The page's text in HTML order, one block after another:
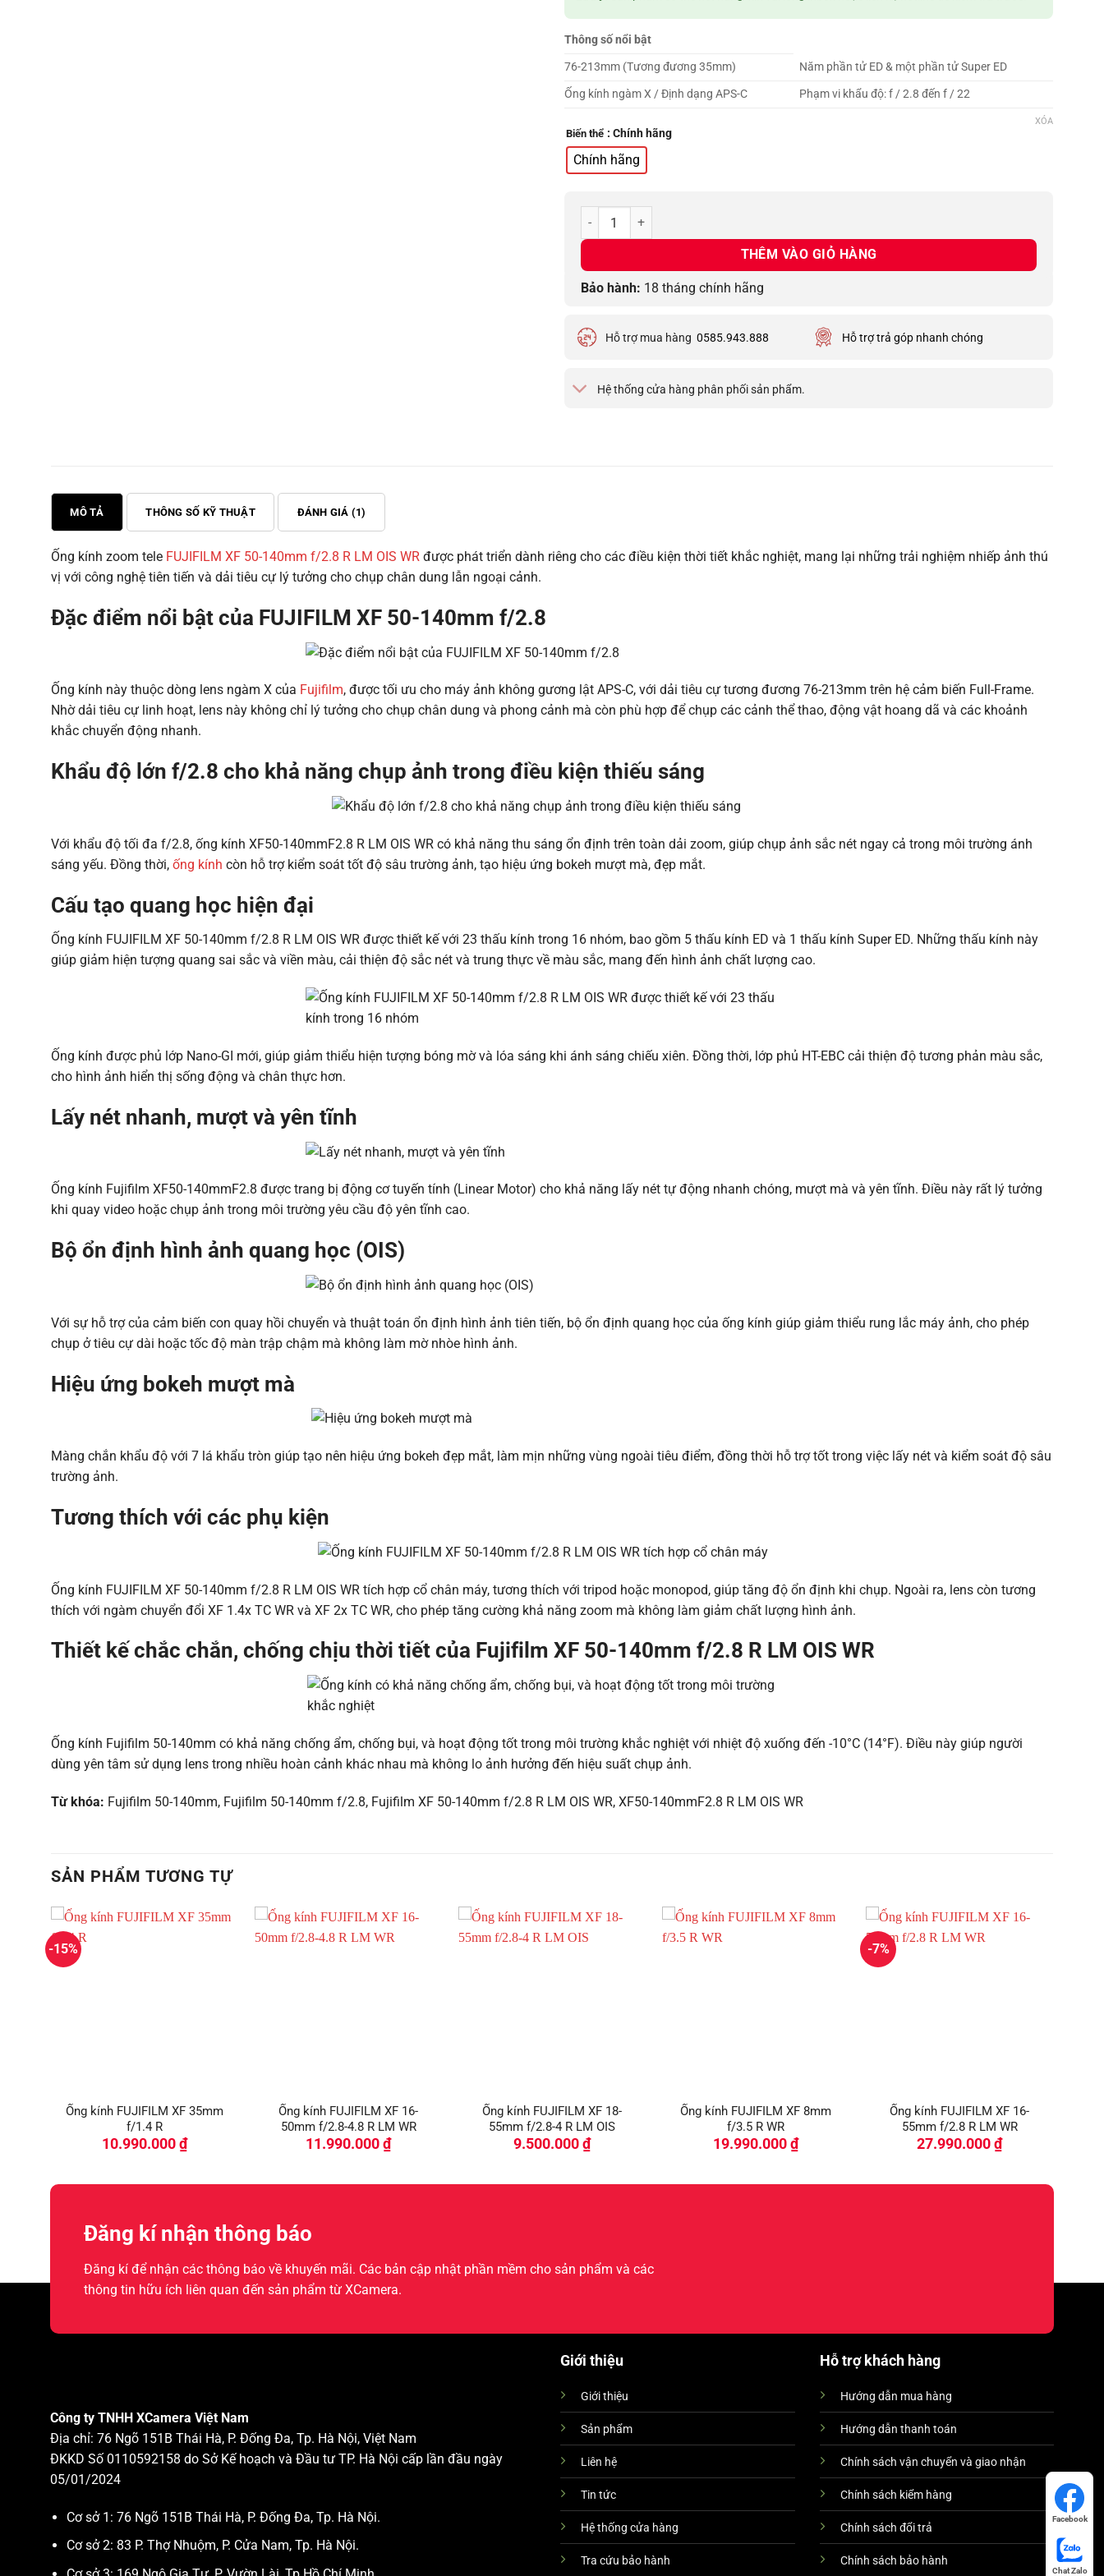
Thông số nổi bật
76-213mm (Tương đương 35mm)
Năm phần tử ED & một phần tử Super ED
Ống kính ngàm X / Định dạng APS-C
Phạm vi khẩu độ: f / 2.8 đến f / 22
Biến thể : Chính hãng
Chính hãng
XÓA
Ống kính FUJIFILM XF 50-140mm f/2.8 R LM OIS WR số lượng
THÊM VÀO GIỎ HÀNG
Bảo hành: 18 tháng chính hãng
Hỗ trợ mua hàng 0585.943.888 Hỗ trợ trả góp nhanh chóng
Hệ thống cửa hàng phân phối sản phẩm.
MÔ TẢ THÔNG SỐ KỸ THUẬT ĐÁNH GIÁ (1)
Ống kính zoom tele FUJIFILM XF 50-140mm f/2.8 R LM OIS WR được phát triển dành riêng cho các điều kiện thời tiết khắc nghiệt, mang lại những trải nghiệm nhiếp ảnh thú
vị với công nghệ tiên tiến và dải tiêu cự lý tưởng cho chụp chân dung lẫn ngoại cảnh.
Đặc điểm nổi bật của FUJIFILM XF 50-140mm f/2.8
Ống kính này thuộc dòng lens ngàm X của Fujifilm, được tối ưu cho máy ảnh không gương lật APS-C, với dải tiêu cự tương đương 76-213mm trên hệ cảm biến Full-Frame.
Nhờ dải tiêu cự linh hoạt, lens này không chỉ lý tưởng cho chụp chân dung và phong cảnh mà còn phù hợp để chụp các cảnh thể thao, động vật hoang dã và các khoảnh
khắc chuyển động nhanh.
Khẩu độ lớn f/2.8 cho khả năng chụp ảnh trong điều kiện thiếu sáng
Với khẩu độ tối đa f/2.8, ống kính XF50-140mmF2.8 R LM OIS WR có khả năng thu sáng ổn định trên toàn dải zoom, giúp chụp ảnh sắc nét ngay cả trong môi trường ánh
sáng yếu. Đồng thời, ống kính còn hỗ trợ kiểm soát tốt độ sâu trường ảnh, tạo hiệu ứng bokeh mượt mà, đẹp mắt.
Cấu tạo quang học hiện đại
Ống kính FUJIFILM XF 50-140mm f/2.8 R LM OIS WR được thiết kế với 23 thấu kính trong 16 nhóm, bao gồm 5 thấu kính ED và 1 thấu kính Super ED. Những thấu kính này
giúp giảm hiện tượng quang sai sắc và viền màu, cải thiện độ sắc nét và trung thực về màu sắc, mang đến hình ảnh chất lượng cao.
Ống kính được phủ lớp Nano-GI mới, giúp giảm thiểu hiện tượng bóng mờ và lóa sáng khi ánh sáng chiếu xiên. Đồng thời, lớp phủ HT-EBC cải thiện độ tương phản màu sắc,
cho hình ảnh hiển thị sống động và chân thực hơn.
Lấy nét nhanh, mượt và yên tĩnh
Ống kính Fujifilm XF50-140mmF2.8 được trang bị động cơ tuyến tính (Linear Motor) cho khả năng lấy nét tự động nhanh chóng, mượt mà và yên tĩnh. Điều này rất lý tưởng
khi quay video hoặc chụp ảnh trong môi trường yêu cầu độ yên tĩnh cao.
Bộ ổn định hình ảnh quang học (OIS)
Với sự hỗ trợ của cảm biến con quay hồi chuyển và thuật toán ổn định hình ảnh tiên tiến, bộ ổn định quang học của ống kính giúp giảm thiểu rung lắc máy ảnh, cho phép
chụp ở tiêu cự dài hoặc tốc độ màn trập chậm mà không làm mờ nhòe hình ảnh.
Hiệu ứng bokeh mượt mà
Màng chắn khẩu độ với 7 lá khẩu tròn giúp tạo nên hiệu ứng bokeh đẹp mắt, làm mịn những vùng ngoài tiêu điểm, đồng thời hỗ trợ tốt trong việc lấy nét và kiểm soát độ sâu
trường ảnh.
Tương thích với các phụ kiện
Ống kính FUJIFILM XF 50-140mm f/2.8 R LM OIS WR tích hợp cổ chân máy, tương thích với tripod hoặc monopod, giúp tăng độ ổn định khi chụp. Ngoài ra, lens còn tương
thích với ngàm chuyển đổi XF 1.4x TC WR và XF 2x TC WR, cho phép tăng cường khả năng zoom mà không làm giảm chất lượng hình ảnh.
Thiết kế chắc chắn, chống chịu thời tiết của Fujifilm XF 50-140mm f/2.8 R LM OIS WR
Ống kính Fujifilm 50-140mm có khả năng chống ẩm, chống bụi, và hoạt động tốt trong môi trường khắc nghiệt với nhiệt độ xuống đến -10°C (14°F). Điều này giúp người
dùng yên tâm sử dụng lens trong nhiều hoàn cảnh khác nhau mà không lo ảnh hưởng đến hiệu suất chụp ảnh.
Từ khóa: Fujifilm 50-140mm, Fujifilm 50-140mm f/2.8, Fujifilm XF 50-140mm f/2.8 R LM OIS WR, XF50-140mmF2.8 R LM OIS WR
SẢN PHẨM TƯƠNG TỰ
-15%
Ống kính FUJIFILM XF 35mm
f/1.4 R
10.990.000₫
Ống kính FUJIFILM XF 16-
50mm f/2.8-4.8 R LM WR
11.990.000₫
Ống kính FUJIFILM XF 18-
55mm f/2.8-4 R LM OIS
9.500.000₫
Ống kính FUJIFILM XF 8mm
f/3.5 R WR
19.990.000₫
-7%
Ống kính FUJIFILM XF 16-
55mm f/2.8 R LM WR
27.990.000₫
Đăng kí nhận thông báo
Đăng kí để nhận các thông báo về khuyến mãi. Các bản cập nhật phần mềm cho sản phẩm và các
thông tin hữu ích liên quan đến sản phẩm từ XCamera.
Công ty TNHH XCamera Việt Nam
Địa chỉ: 76 Ngõ 151B Thái Hà, P. Đống Đa, Tp. Hà Nội, Việt Nam
ĐKKD Số 0110592158 do Sở Kế hoạch và Đầu tư TP. Hà Nội cấp lần đầu ngày
05/01/2024
Cơ sở 1: 76 Ngõ 151B Thái Hà, P. Đống Đa, Tp. Hà Nội.
Cơ sở 2: 83 P. Thợ Nhuộm, P. Cửa Nam, Tp. Hà Nội.
Giới thiệu
Giới thiệu
Sản phẩm
Liên hệ
Tin tức
Hệ thống cửa hàng
Tra cứu bảo hành
Hỗ trợ khách hàng
Hướng dẫn mua hàng
Hướng dẫn thanh toán
Chính sách vận chuyển và giao nhận
Chính sách kiểm hàng
Chính sách đổi trả
Chính sách bảo hành
Facebook
Chat Zalo